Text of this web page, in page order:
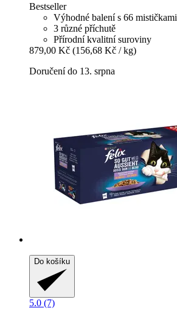
Bestseller
Výhodné balení s 66 mističkami
3 různé příchutě
Přírodní kvalitní suroviny
879,00 Kč (156,68 Kč / kg)
Doručení do 13. srpna
Do košíku
5.0 (7)